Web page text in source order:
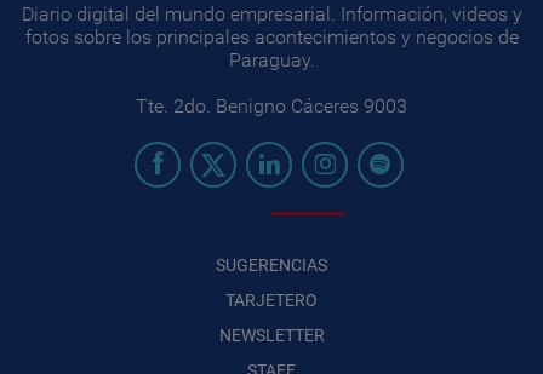
Diario digital del mundo empresarial. Información, videos y
fotos sobre los principales acontecimientos y negocios de
Paraguay.
Tte. 2do. Benigno Cáceres 9003
SUGERENCIAS
TARJETERO
NEWSLETTER
STAFF